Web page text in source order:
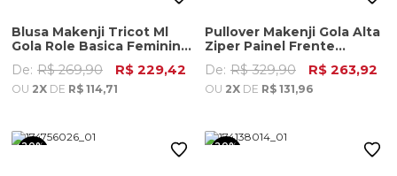
Blusa Makenji Tricot Ml
Gola Role Basica Feminino
Bordo
De: R$ 269,90 R$ 229,42
OU 2X DE R$ 114,71
Pullover Makenji Gola Alta
Ziper Painel Frente
Masculino Verde Medio
De: R$ 329,90 R$ 263,92
OU 2X DE R$ 131,96
20%
20%